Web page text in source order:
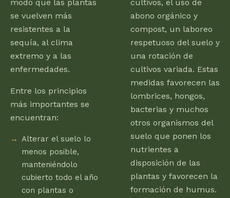
modo que las plantas
se vuelven más
resistentes a la
sequía, al clima
extremo y a las
enfermedades.
Entre los principios
más importantes se
encuentran:
Alterar el suelo lo
menos posible,
manteniéndolo
cubierto todo el año
con plantas o
cultivos, el uso de
abono orgánico y
compost, un laboreo
respetuoso del suelo y
una rotación de
cultivos variada. Estas
medidas favorecen las
lombrices, hongos,
bacterias y muchos
otros organismos del
suelo que ponen los
nutrientes a
disposición de las
plantas y favorecen la
formación de humus.